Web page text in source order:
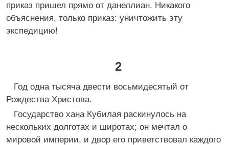
приказ пришел прямо от данеллиан. Никакого
объяснения, только приказ: уничтожить эту
экспедицию!
2
Год одна тысяча двести восьмидесятый от
Рождества Христова.
Государство хана Кубилая раскинулось на
нескольких долготах и широтах; он мечтал о
мировой империи, и двор его приветствовал каждого